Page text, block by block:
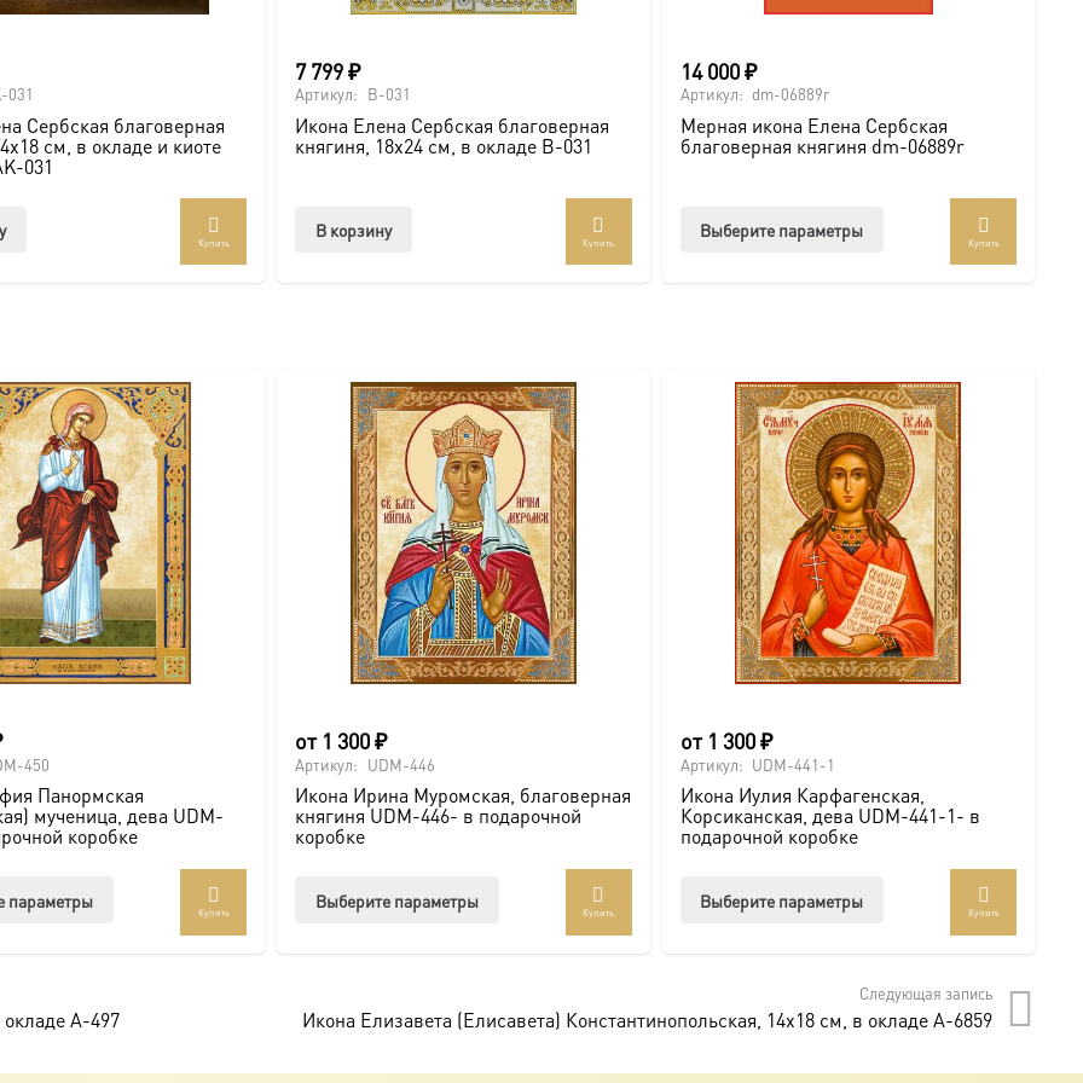
031
Сербская благоверная
см, в окладе и киоте
031
Купить
7 799₽
Артикул: B-031
Икона Елена Сербская благоверная
княгиня, 18х24 см, в окладе B-031
В корзину
Купить
14 000₽
Артикул: dm-06889r
Мерная икона Елена Сербская
благоверная княгиня dm-06889r
Выберите параметры
можно
выбрать
на
странице
товара.
Купить
450
Панормская
мученица, дева UDM-
коробке
параметры
Купить
от 1 300₽
Артикул: UDM-446
Икона Ирина Муромская, благоверная
княгиня UDM-446- в подарочной
коробке
Выберите параметры
Купить
от 1 300₽
Артикул: UDM-441-1
Икона Иулия Карфагенская,
Корсиканская, дева UDM-441-1- в
подарочной коробке
Выберите параметры
вариаций.
Опции
Купить
A-497
Следующая запись
Икона Елизавета (Елисавета) Константинопольская, 14х18 см, в окладе A-6859